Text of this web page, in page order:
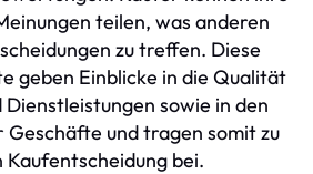
teilen, was anderen
zu treffen. Diese
geben Einblicke in die Qualität
sowie in den
Geschäfte und tragen somit zu
bei.